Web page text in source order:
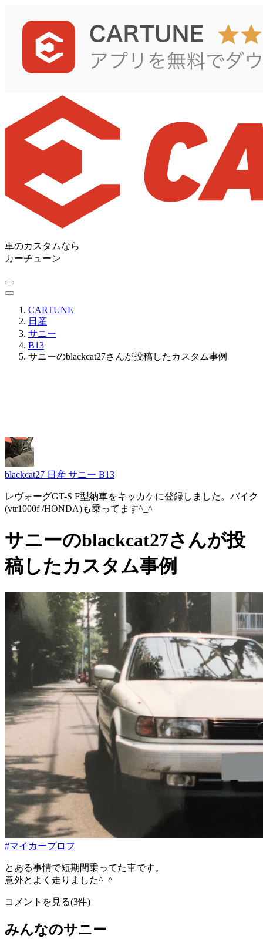
車のカスタムなら
カーチューン
CARTUNE
日産
サニー
B13
サニーのblackcat27さんが投稿したカスタム事例
blackcat27 日産 サニー B13
レヴォーグGT-S F型納車をキッカケに登録しました。バイク
(vtr1000f /HONDA)も乗ってます^_^
サニーのblackcat27さんが投
稿したカスタム事例
#マイカープロフ
とある事情で短期間乗ってた車です。
意外とよく走りました^_^
コメントを見る(3件)
みんなのサニー